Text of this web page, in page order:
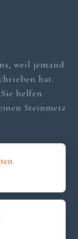
weil jemand
hat.
helfen
Steinmetz